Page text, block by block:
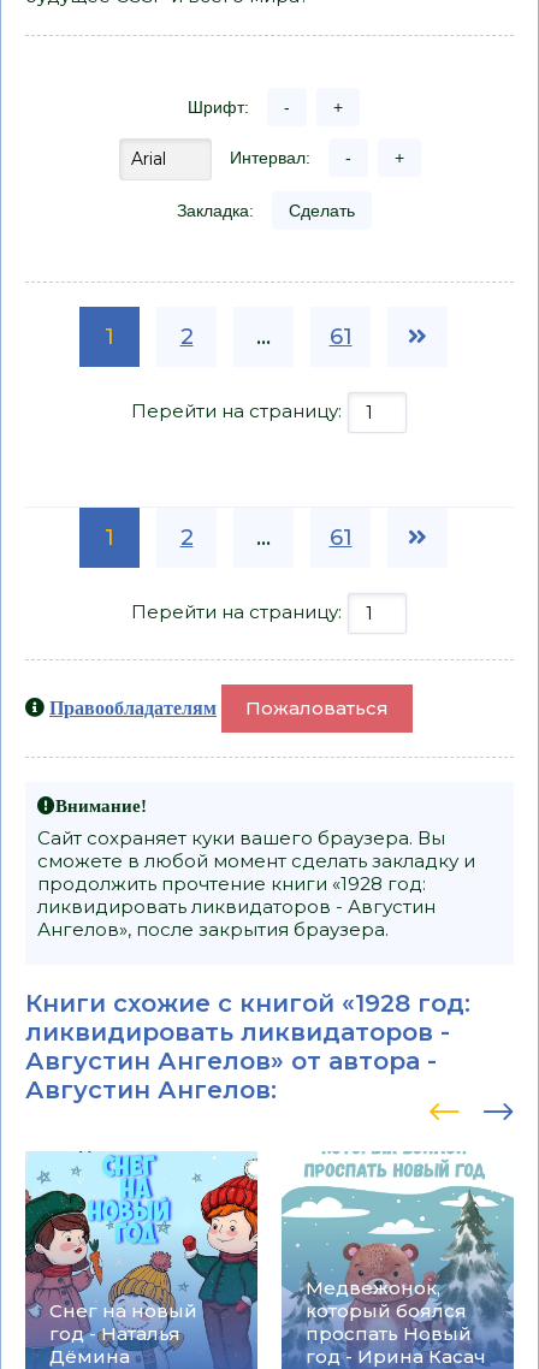
Шрифт: - +
Интервал: - +
Закладка: Сделать
1 2 ... 61
Перейти на страницу:
1 2 ... 61
Перейти на страницу:
Правообладателям Пожаловаться
Внимание!
Сайт сохраняет куки вашего браузера. Вы
сможете в любой момент сделать закладку и
продолжить прочтение книги «1928 год:
ликвидировать ликвидаторов - Августин
Ангелов», после закрытия браузера.
Книги схожие с книгой «1928 год:
ликвидировать ликвидаторов -
Августин Ангелов» от автора -
Августин Ангелов:
Снег на новый
год - Наталья
Дёмина
Медвежонок,
который боялся
проспать Новый
год - Ирина Касач